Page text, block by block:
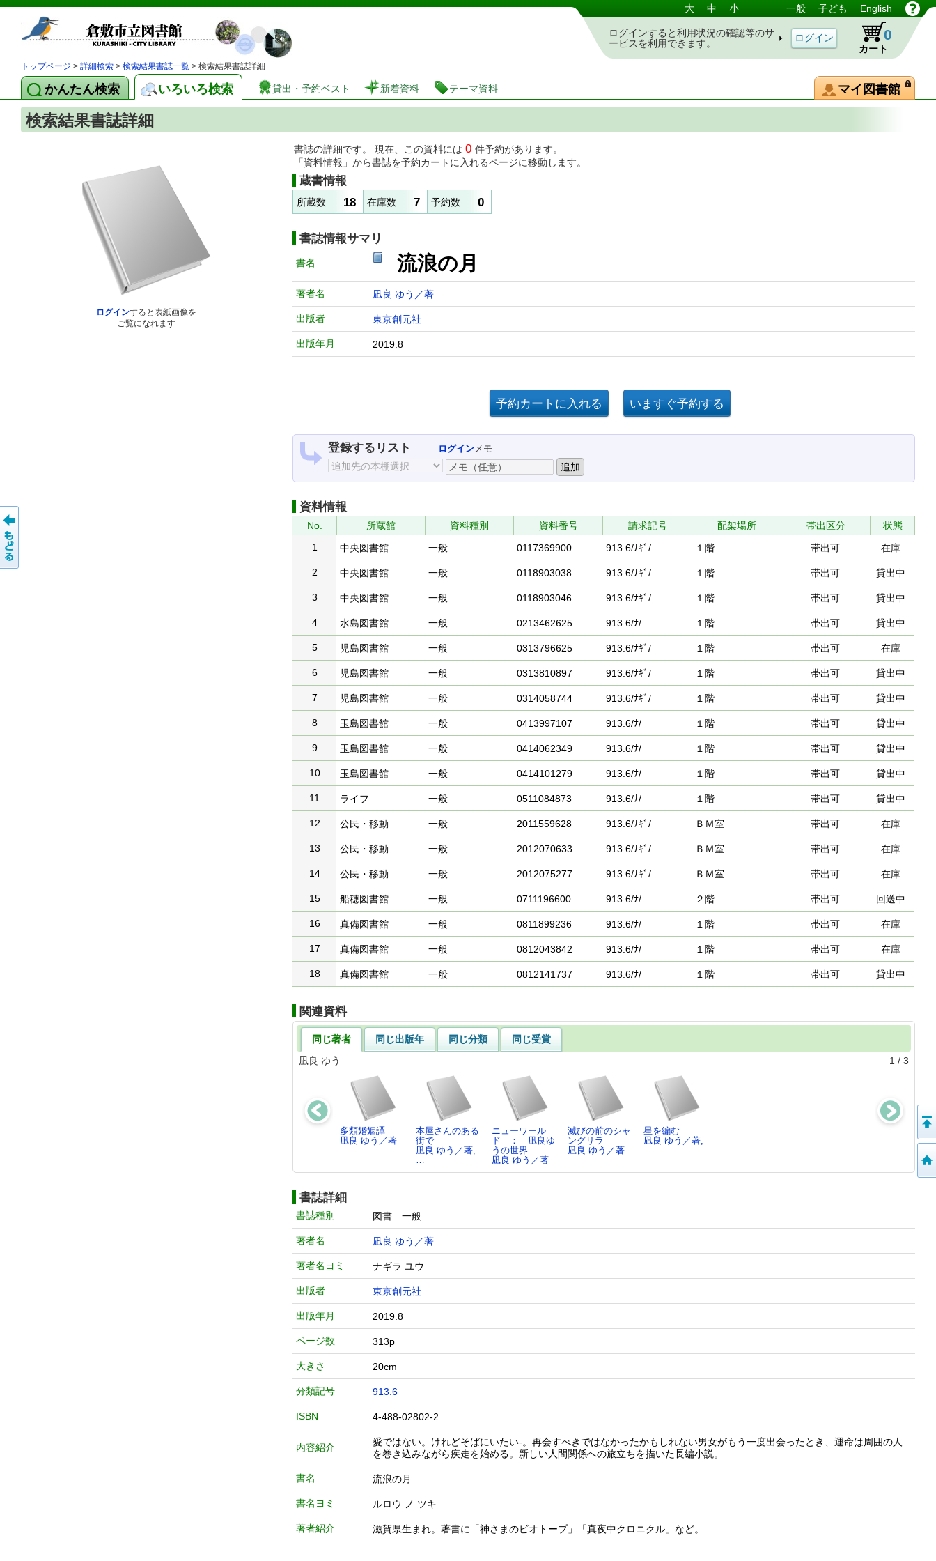
図書館 蔵書検索・予約システム 大 中 小 一般 子ども English
ログインすると利用状況の確認等のサ
ービスを利用できます。
カート
0
トップページ > 詳細検索 > 検索結果書誌一覧 > 検索結果書誌詳細
かんたん検索 いろいろ検索 貸出・予約ベスト 新着資料 テーマ資料 マイ図書館
検索結果書誌詳細
ログインすると表紙画像を
ご覧になれます
書誌の詳細です。 現在、この資料には 0 件予約があります。
「資料情報」から書誌を予約カートに入れるページに移動します。
蔵書情報
所蔵数 18 在庫数 7 予約数 0
書誌情報サマリ
書名 流浪の月
著者名 凪良 ゆう／著
出版者 東京創元社
出版年月 2019.8
登録するリスト ログインメモ
資料情報
No. 所蔵館 資料種別 資料番号 請求記号 配架場所 帯出区分
状態
1
中央図書館 一般 0117369900 913.6/ﾅｷﾞ/ １階 帯出可 在庫
2 中央図書館 一般 0118903038 913.6/ﾅｷﾞ/ １階 帯出可 貸出中
3 中央図書館 一般 0118903046 913.6/ﾅｷﾞ/ １階 帯出可 貸出中
4 水島図書館 一般 0213462625 913.6/ﾅ/ １階 帯出可 貸出中
5 児島図書館 一般 0313796625 913.6/ﾅｷﾞ/ １階 帯出可 在庫
6 児島図書館 一般 0313810897 913.6/ﾅｷﾞ/ １階 帯出可 貸出中
7 児島図書館 一般 0314058744 913.6/ﾅｷﾞ/ １階 帯出可 貸出中
8 玉島図書館 一般 0413997107 913.6/ﾅ/ １階 帯出可 貸出中
9 玉島図書館 一般 0414062349 913.6/ﾅ/ １階 帯出可 貸出中
10 玉島図書館 一般 0414101279 913.6/ﾅ/ １階 帯出可 貸出中
11 ライフ 一般 0511084873 913.6/ﾅ/ １階 帯出可 貸出中
12 公民・移動 一般 2011559628 913.6/ﾅｷﾞ/ ＢＭ室 帯出可 在庫
13 公民・移動 一般 2012070633 913.6/ﾅｷﾞ/ ＢＭ室 帯出可 在庫
14 公民・移動 一般 2012075277 913.6/ﾅｷﾞ/ ＢＭ室 帯出可 在庫
15 船穂図書館 一般 0711196600 913.6/ﾅ/ ２階 帯出可 回送中
16 真備図書館 一般 0811899236 913.6/ﾅ/ １階 帯出可 在庫
17 真備図書館 一般 0812043842 913.6/ﾅ/ １階 帯出可 在庫
18 真備図書館 一般 0812141737 913.6/ﾅ/ １階 帯出可 貸出中
関連資料
同じ著者 同じ出版年 同じ分類
同じ受賞
凪良 ゆう
1 / 3
多類婚姻譚
凪良 ゆう／著
本屋さんのある
街で
凪良 ゆう／著,
…
ニューワール
ド ： 凪良ゆ
うの世界
凪良 ゆう／著
滅びの前のシャ
ングリラ
凪良 ゆう／著
星を編む
凪良 ゆう／著,
…
汝、星のごとく
凪良 ゆう／著
書誌詳細
書誌種別 図書 一般
著者名 凪良 ゆう／著
著者名ヨミ ナギラ ユウ
出版者 東京創元社
出版年月 2019.8
ページ数 313p
大きさ 20cm
分類記号 913.6
ISBN 4-488-02802-2
内容紹介
愛ではない。けれどそばにいたい-。再会すべきではなかったかもしれない男女がもう一度出会ったとき、運命は周囲の人
を巻き込みながら疾走を始める。新しい人間関係への旅立ちを描いた長編小説。
書名 流浪の月
書名ヨミ ルロウ ノ ツキ
著者紹介 滋賀県生まれ。著書に「神さまのビオトープ」「真夜中クロニクル」など。